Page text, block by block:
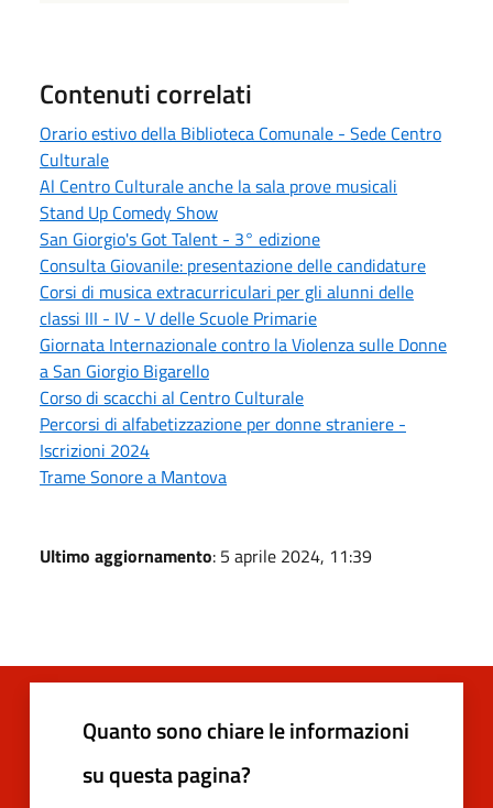
Contenuti correlati
Orario estivo della Biblioteca Comunale - Sede Centro
Culturale
Al Centro Culturale anche la sala prove musicali
Stand Up Comedy Show
San Giorgio's Got Talent - 3° edizione
Consulta Giovanile: presentazione delle candidature
Corsi di musica extracurriculari per gli alunni delle
classi III - IV - V delle Scuole Primarie
Giornata Internazionale contro la Violenza sulle Donne
a San Giorgio Bigarello
Corso di scacchi al Centro Culturale
Percorsi di alfabetizzazione per donne straniere -
Iscrizioni 2024
Trame Sonore a Mantova
Ultimo aggiornamento: 5 aprile 2024, 11:39
Quanto sono chiare le informazioni
su questa pagina?